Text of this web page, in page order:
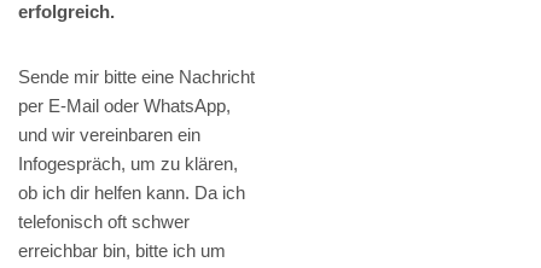
erfolgreich.
Sende mir bitte eine Nachricht
per E-Mail oder WhatsApp,
und wir vereinbaren ein
Infogespräch, um zu klären,
ob ich dir helfen kann. Da ich
telefonisch oft schwer
erreichbar bin, bitte ich um